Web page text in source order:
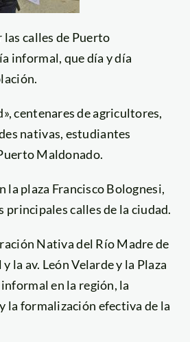
calles de Puerto
informal, que día y día
centenares de agricultores,
nativas, estudiantes
Maldonado.
la plaza Francisco Bolognesi,
principales calles de la ciudad.
Nativa del Río Madre de
la av. León Velarde y la Plaza
en la región, la
la formalización efectiva de la